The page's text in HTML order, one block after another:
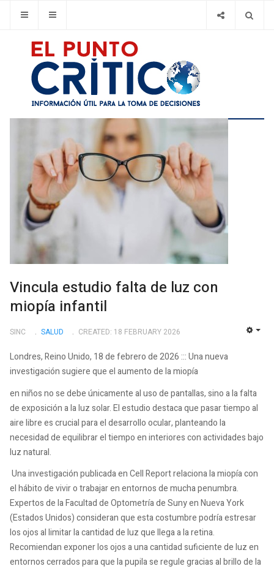
Vincula estudio falta de luz con
miopía infantil
SINC SALUD CREATED: 18 FEBRUARY 2026
Londres, Reino Unido, 18 de febrero de 2026 ::: Una nueva
investigación sugiere que el aumento de la miopía
en niños no se debe únicamente al uso de pantallas, sino a la falta
de exposición a la luz solar. El estudio destaca que pasar tiempo al
aire libre es crucial para el desarrollo ocular, planteando la
necesidad de equilibrar el tiempo en interiores con actividades bajo
luz natural.
Una investigación publicada en Cell Report relaciona la miopía con
el hábito de vivir o trabajar en entornos de mucha penumbra.
Expertos de la Facultad de Optometría de Suny en Nueva York
(Estados Unidos) consideran que esta costumbre podría estresar
los ojos al limitar la cantidad de luz que llega a la retina.
Recomiendan exponer los ojos a una cantidad suficiente de luz en
entornos cerrados para que la pupila se regule gracias al brillo de la